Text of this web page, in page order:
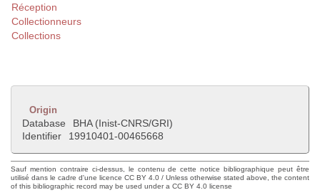
Réception
Collectionneurs
Collections
Origin
Database
BHA (Inist-CNRS/GRI)
Identifier
19910401-00465668
Sauf mention contraire ci-dessus, le contenu de cette notice bibliographique peut être
utilisé dans le cadre d'une licence CC BY 4.0 / Unless otherwise stated above, the content
of this bibliographic record may be used under a CC BY 4.0 license